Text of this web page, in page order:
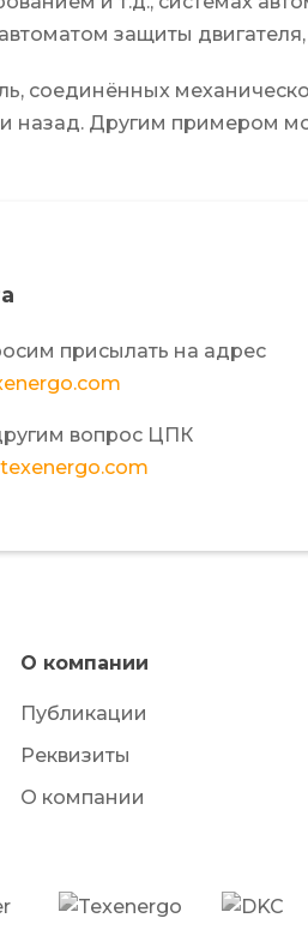
защиты
соединённых
назад. Другим
присылать на адрес
вопрос ЦПК
О компании
Публикации
Реквизиты
О компании